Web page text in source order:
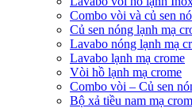
Combo vòi và củ sen
Củ sen nóng lạnh mạ
Lavabo nóng lạnh mạ
Lavabo lạnh mạ crome
Vòi hồ lạnh mạ crome
Combo vòi – Củ sen
Bộ xả tiều nam mạ